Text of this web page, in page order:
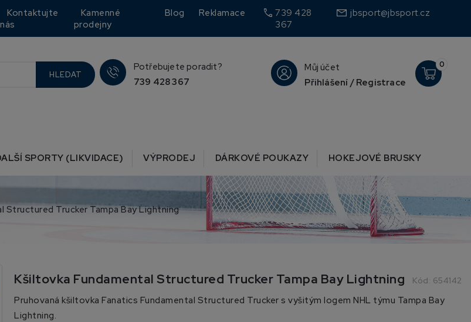
Kontaktujte
nás
Kamenné
prodejny
Blog Reklamace call 739 428
367
jbsport@jbsport.cz
0
Můj účet
Přihlášení / Registrace
HLEDAT
Potřebujete poradit?
739 428 367
SPORTY (LIKVIDACE) VÝPRODEJ DÁRKOVÉ POUKAZY HOKEJOVÉ BRUSKY
Structured Trucker Tampa Bay Lightning
Kšiltovka Fundamental Structured Trucker Tampa Bay Lightning Kód: 654142
Pruhovaná kšiltovka Fanatics Fundamental Structured Trucker s vyšitým logem NHL týmu Tampa Bay
Lightning.